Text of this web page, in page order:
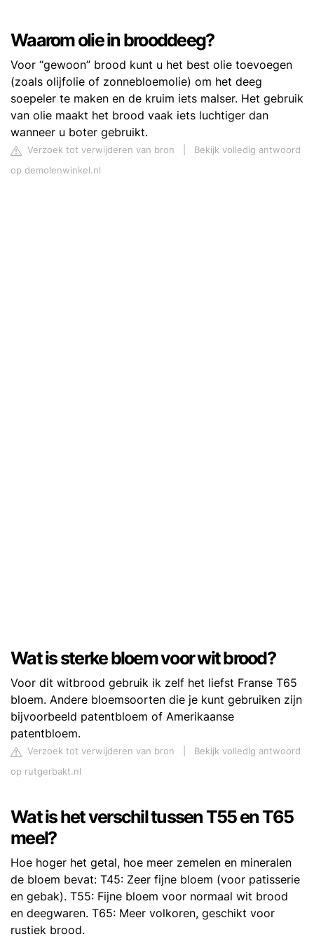
Waarom olie in brooddeeg?
Voor “gewoon” brood kunt u het best olie toevoegen
(zoals olijfolie of zonnebloemolie) om het deeg
soepeler te maken en de kruim iets malser. Het gebruik
van olie maakt het brood vaak iets luchtiger dan
wanneer u boter gebruikt.
Verzoek tot verwijderen van bron
Bekijk volledig antwoord
op demolenwinkel.nl
Wat is sterke bloem voor wit brood?
Voor dit witbrood gebruik ik zelf het liefst Franse T65
bloem. Andere bloemsoorten die je kunt gebruiken zijn
bijvoorbeeld patentbloem of Amerikaanse
patentbloem.
Verzoek tot verwijderen van bron
Bekijk volledig antwoord
op rutgerbakt.nl
Wat is het verschil tussen T55 en T65
meel?
Hoe hoger het getal, hoe meer zemelen en mineralen
de bloem bevat: T45: Zeer fijne bloem (voor patisserie
en gebak). T55: Fijne bloem voor normaal wit brood
en deegwaren. T65: Meer volkoren, geschikt voor
rustiek brood.